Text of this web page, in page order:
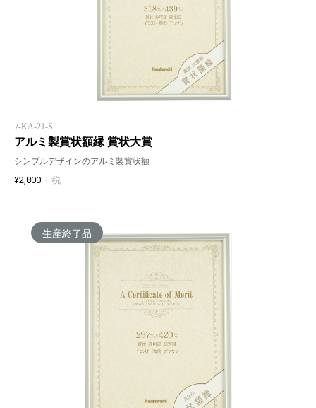
ﾌ-KA-21-S
アルミ製賞状額縁 賞状大賞
シンプルデザインのアルミ製賞状額
¥2,800 + 税
生産終了品